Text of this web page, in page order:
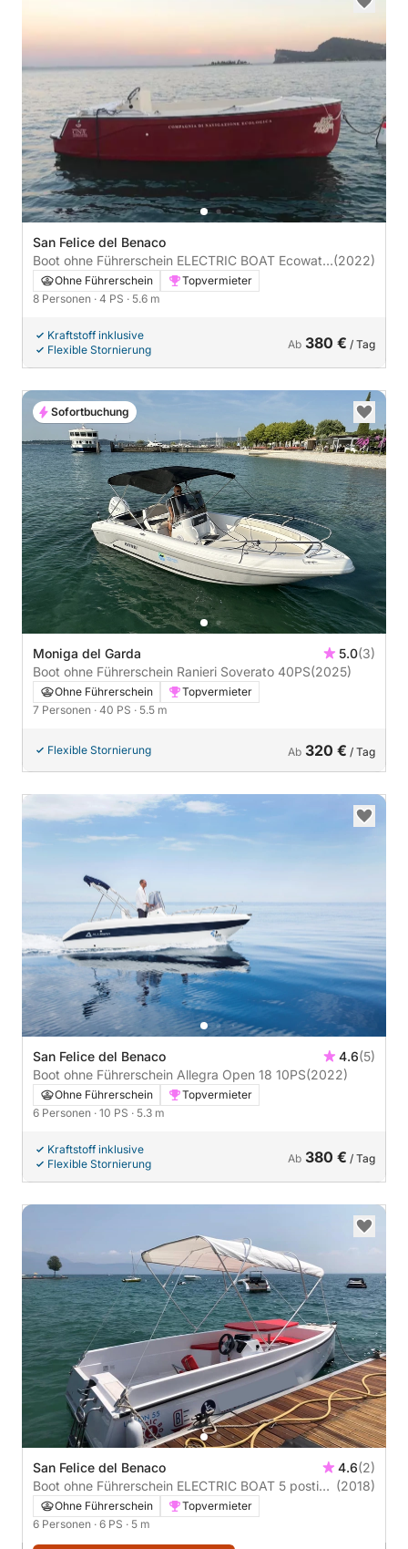
San Felice del Benaco
Boot ohne Führerschein ELECTRIC BOAT Ecowatt
8 posti 4PS
(2022)
Ohne Führerschein
Topvermieter
8 Personen · 4 PS · 5.6 m
Kraftstoff inklusive
Flexible Stornierung
Ab 380 € / Tag
Moniga del Garda 5.0(3)
Boot ohne Führerschein Ranieri Soverato 40PS(2025)
Ohne Führerschein
Topvermieter
7 Personen · 40 PS · 5.5 m
Flexible Stornierung Ab 320 € / Tag
Sofortbuchung
San Felice del Benaco 4.6(5)
Boot ohne Führerschein Allegra Open 18 10PS(2022)
Ohne Führerschein
Topvermieter
6 Personen · 10 PS · 5.3 m
Kraftstoff inklusive
Flexible Stornierung
Ab 380 € / Tag
San Felice del Benaco 4.6(2)
Boot ohne Führerschein ELECTRIC BOAT 5 posti
6PS
(2018)
Ohne Führerschein
Topvermieter
6 Personen · 6 PS · 5 m